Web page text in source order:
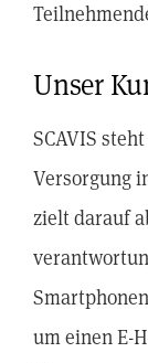
Unser
SCAVIS
Versorgung
zielt darauf
um einen E-